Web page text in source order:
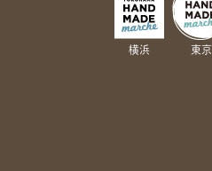
横浜 東京